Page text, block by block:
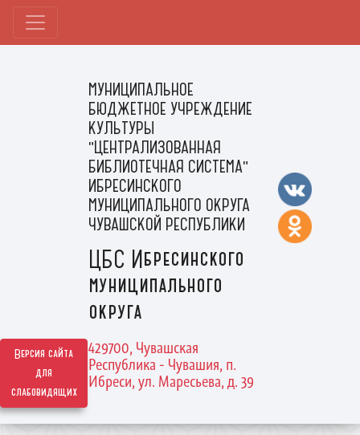
Версия сайта
для
слабовидящих
МУНИЦИПАЛЬНОЕ
БЮДЖЕТНОЕ УЧРЕЖДЕНИЕ
КУЛЬТУРЫ
"ЦЕНТРАЛИЗОВАННАЯ
БИБЛИОТЕЧНАЯ СИСТЕМА"
ИБРЕСИНСКОГО
МУНИЦИПАЛЬНОГО ОКРУГА
ЧУВАШСКОЙ РЕСПУБЛИКИ
ЦБС Ибресинского
муниципального
округа
429700, Чувашская
Республика - Чувашия, п.
Ибреси, ул. Маресьева, д. 39